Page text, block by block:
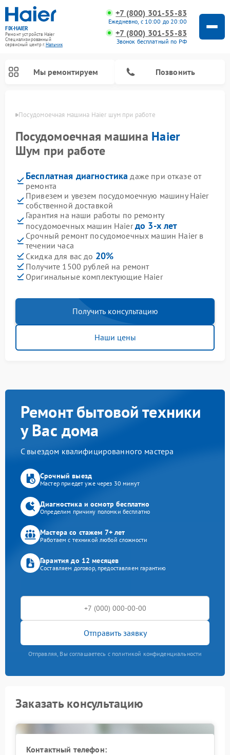
FIX-HAIER
Ремонт устройств Haier
Специализированный
cервисный центр г.Нальчик
+7 (800) 301-55-83
Ежедневно, с 10:00 до 20:00
+7 (800) 301-55-83
Звонок бесплатный по РФ
Мы ремонтируем Позвонить
Посудомоечная машина Haier шум при работе
Посудомоечная машина Haier
Шум при работе
Бесплатная диагностика даже при отказе от
ремонта
Привезем и увезем посудомоечную машину Haier
собственной доставкой
Гарантия на наши работы по ремонту
посудомоечных машин Haierдо 3-х лет
Срочный ремонт посудомоечных машин Haier в
течении часа
Скидка для вас до 20%
Получите 1500 рублей на ремонт
Оригинальные комплектующие Haier
Получить консультацию
Наши цены
Ремонт бытовой техники
у Вас дома
С выездом квалифицированного мастера
Срочный выезд
Мастер приедет уже через 30 минут
Диагностика и осмотр бесплатно
Определим причину поломки бесплатно
Мастера со стажем 7+ лет
Работаем с техникой любой сложности
Гарантия до 12 месяцев
Составляем договор, предоставляем гарантию
Отправить заявку
Отправляя, Вы соглашаетесь с политикой конфиденциальности
Заказать консультацию
Контактный телефон: